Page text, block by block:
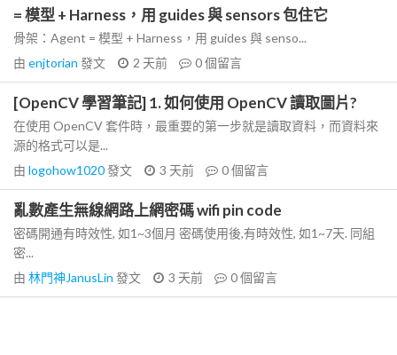
= 模型 + Harness，用 guides 與 sensors 包住它
骨架：Agent = 模型 + Harness，用 guides 與 senso...
由 enjtorian 發文 2 天前 0個留言
[OpenCV 學習筆記] 1. 如何使用 OpenCV 讀取圖片?
在使用 OpenCV 套件時，最重要的第一步就是讀取資料，而資料來
源的格式可以是...
由 logohow1020發文 3 天前 0個留言
亂數產生無線網路上網密碼 wifi pin code
密碼開通有時效性, 如1~3個月 密碼使用後,有時效性, 如1~7天. 同組
密...
由 林門神JanusLin 發文 3 天前 0個留言